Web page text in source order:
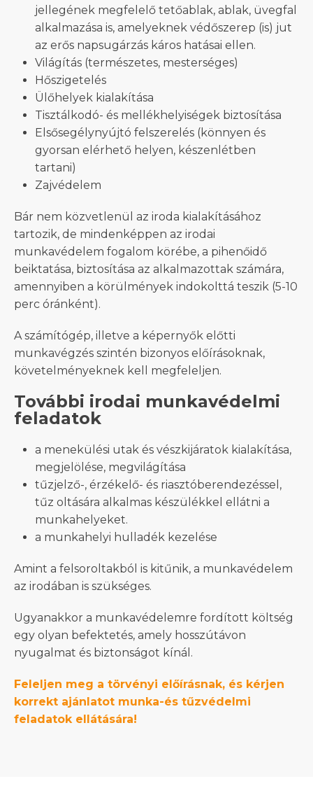
jellegének megfelelő tetőablak, ablak, üvegfal
alkalmazása is, amelyeknek védőszerep (is) jut
az erős napsugárzás káros hatásai ellen.
Világítás (természetes, mesterséges)
Hőszigetelés
Ülőhelyek kialakítása
Tisztálkodó- és mellékhelyiségek biztosítása
Elsősegélynyújtó felszerelés (könnyen és
gyorsan elérhető helyen, készenlétben
tartani)
Zajvédelem
Bár nem közvetlenül az iroda kialakításához
tartozik, de mindenképpen az irodai
munkavédelem fogalom körébe, a pihenőidő
beiktatása, biztosítása az alkalmazottak számára,
amennyiben a körülmények indokolttá teszik (5-10
perc óránként).
A számítógép, illetve a képernyők előtti
munkavégzés szintén bizonyos előírásoknak,
követelményeknek kell megfeleljen.
További irodai munkavédelmi
feladatok
a menekülési utak és vészkijáratok kialakítása,
megjelölése, megvilágítása
tűzjelző-, érzékelő- és riasztóberendezéssel,
tűz oltására alkalmas készülékkel ellátni a
munkahelyeket.
a munkahelyi hulladék kezelése
Amint a felsoroltakból is kitűnik, a munkavédelem
az irodában is szükséges.
Ugyanakkor a munkavédelemre fordított költség
egy olyan befektetés, amely hosszútávon
nyugalmat és biztonságot kínál.
Feleljen meg a törvényi előírásnak, és kérjen
korrekt ajánlatot munka-és tűzvédelmi
feladatok ellátására!